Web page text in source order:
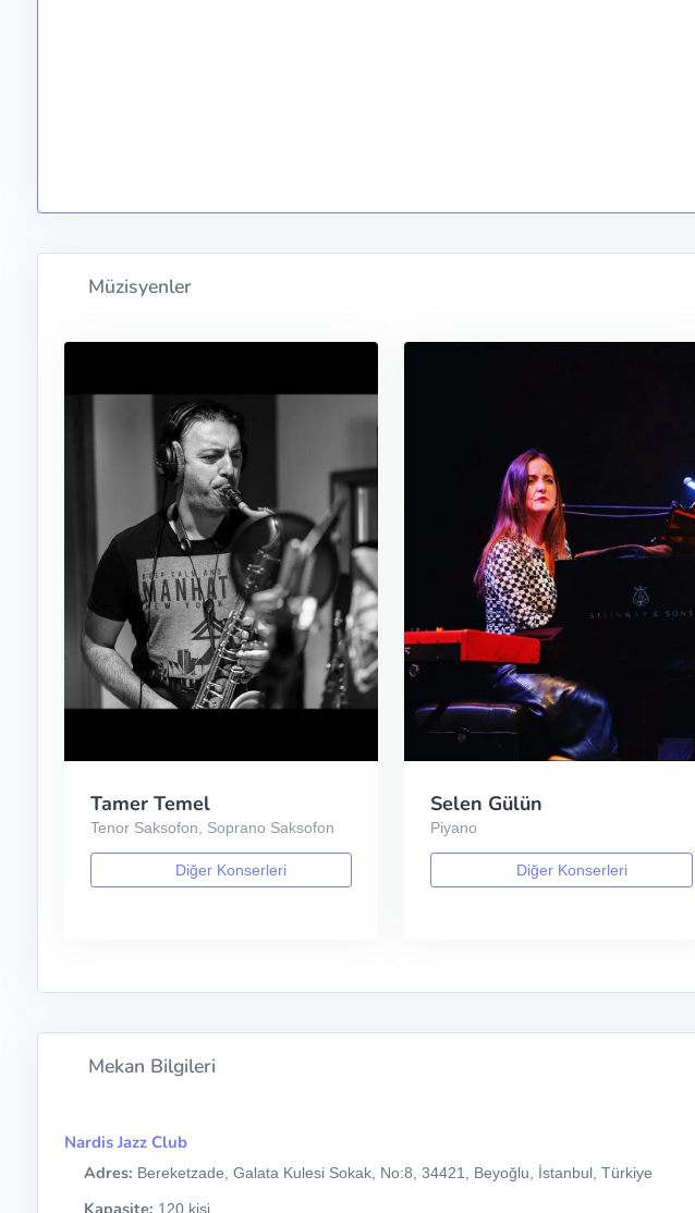
Müzisyenler
Tamer Temel
Tenor Saksofon, Soprano Saksofon
Diğer Konserleri
Selen Gülün
Piyano
Diğer Konserleri
Mekan Bilgileri
Nardis Jazz Club
Adres: Bereketzade, Galata Kulesi Sokak, No:8, 34421, Beyoğlu, İstanbul, Türkiye
Kapasite: 120 kişi